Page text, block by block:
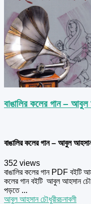
বাঙালির কলের গান –
বাঙালির কলের গান – আবুল
352 views
বাঙালির কলের গান PDF বইটি
কলের গান বইটি আবুল আহসান
পড়তে ...
আবুল আহসান চৌধুরীরচনাবলী